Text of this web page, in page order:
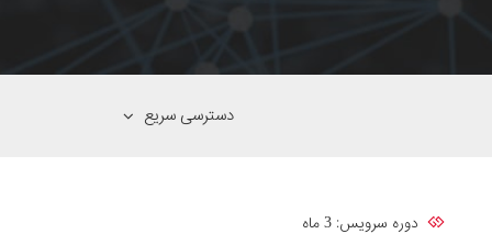
دسترسی سریع
دوره سرویس: 3 ماه